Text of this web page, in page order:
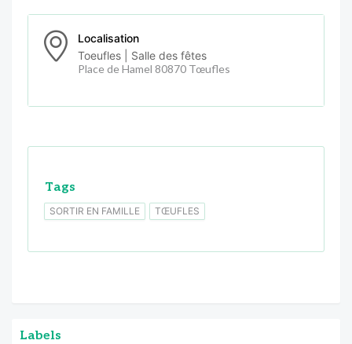
Localisation
Toeufles | Salle des fêtes
Place de Hamel 80870 Tœufles
Tags
SORTIR EN FAMILLE TŒUFLES
Labels